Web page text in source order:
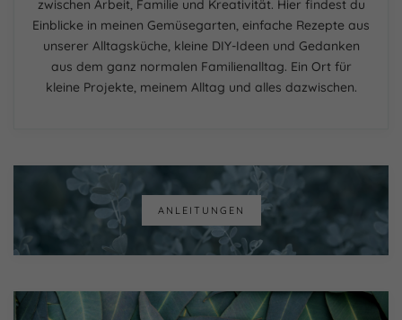
zwischen Arbeit, Familie und Kreativität. Hier findest du
Einblicke in meinen Gemüsegarten, einfache Rezepte aus
unserer Alltagsküche, kleine DIY-Ideen und Gedanken
aus dem ganz normalen Familienalltag. Ein Ort für
kleine Projekte, meinem Alltag und alles dazwischen.
ANLEITUNGEN
Essenziell (1)
Essenzielle Cookies ermöglichen grundlegende
Funktionen und sind für die einwandfreie Funktion der
Website erforderlich.
Cookie-Informationen anzeigen
Inhalte von Videoplattformen und Social-Media-
Plattformen werden standardmäßig blockiert. Wenn
Cookies von externen Medien akzeptiert werden, bedarf
der Zugriff auf diese Inhalte keiner manuellen Einwilligung
mehr.
Cookie-Informationen anzeigen